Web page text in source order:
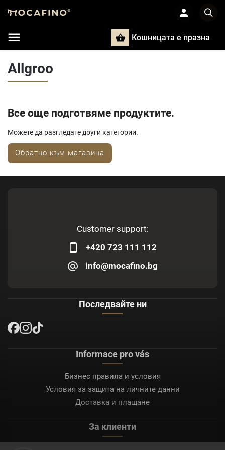
Кошницата e празна
Allgroo
Все още подготвяме продуктите.
Можете да разгледате други категории.
Обратно към магазина
Customer support:
+420 723 111 112
info@mocafino.bg
Последвайте ни
Informace pro vás
Бизнес правила и условия
Условия за защита на личните данни
Доставка и плащане
За клиенти